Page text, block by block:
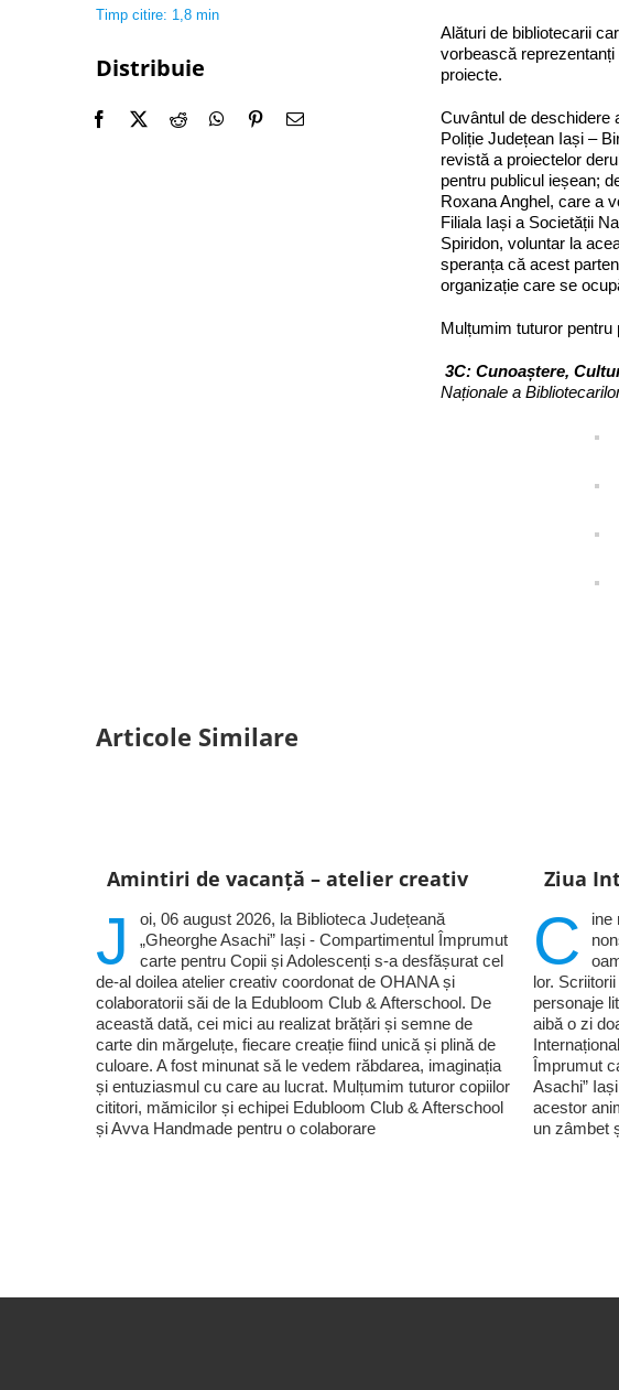
Timp citire: 1,8 min
Distribuie
Alături de bibliotecarii
vorbească
proiecte.
Cuvântul de deschidere
Poliție Județean Iași –
revistă a proiectelor
pentru publicul ieșean;
Roxana Anghel, care a
Filiala Iași a Societății
Spiridon, voluntar la
speranța că acest
organizație care se
Mulțumim tuturor
3C: Cunoaștere,
Naționale a
Articole Similare
Amintiri de vacanță – atelier creativ
J
oi, 06 august 2026, la Biblioteca Județeană
„Gheorghe Asachi” Iași - Compartimentul Împrumut
carte pentru Copii și Adolescenți s-a desfășurat cel
de-al doilea atelier creativ coordonat de OHANA și
colaboratorii săi de la Edubloom Club & Afterschool. De
această dată, cei mici au realizat brățări și semne de
carte din mărgeluțe, fiecare creație fiind unică și plină de
culoare. A fost minunat să le vedem răbdarea, imaginația
și entuziasmul cu care au lucrat. Mulțumim tuturor copiilor
cititori, mămicilor și echipei Edubloom Club & Afterschool
și Avva Handmade pentru o colaborare
Ziua
C
ine
lor.
personaje
aibă o zi
Împrumut
Asachi”
acestor
un zâmbet